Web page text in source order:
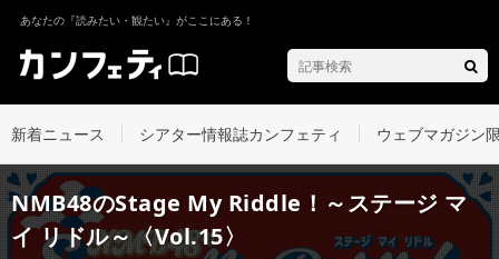
あなたの『読みたい・観たい』がここにある！
新着ニュース シアター情報誌カンフェティ ウェブマガジン
NMB48のStage My Riddle！～ステージ マ
イ リドル～〈Vol.15〉